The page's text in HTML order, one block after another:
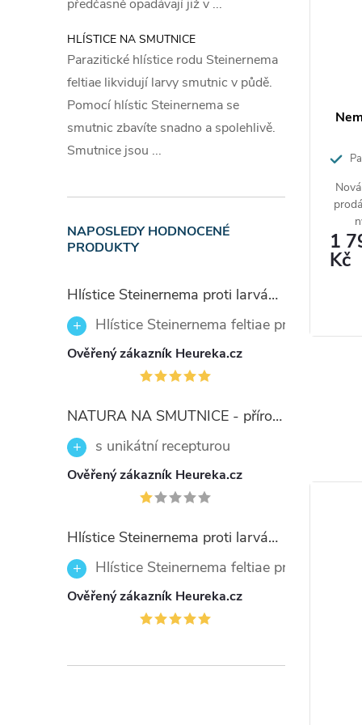
předčasně opadávají již v ...
HLÍSTICE NA SMUTNICE
Parazitické hlístice rodu Steinernema
feltiae likvidují larvy smutnic v půdě.
Pomocí hlístic Steinernema se
smutnic zbavíte snadno a spolehlivě.
Smutnice jsou ...
NAPOSLEDY HODNOCENÉ
PRODUKTY
Hlístice Steinernema proti larvám smutnic Nemaplus 5 milionů
Hlístice Steinernema feltiae proti larvám
Ověřený zákazník Heureka.cz
NATURA NA SMUTNICE - přírodní prostředek 50ml
s unikátní recepturou
Ověřený zákazník Heureka.cz
Hlístice Steinernema proti larvám smutnic Nemaplus 5 milionů
Hlístice Steinernema feltiae proti larvám
Ověřený zákazník Heureka.cz
bod
dosah
nekuřte.
bariéra proti slimákům 1,5kg
slimáky a šneky. Bezpečné pro použití
v blízkosti dětí, domácích zvířat a volně
žijících živočichů na zahradě včetně
526 Kč Měrná
se
1
Kč